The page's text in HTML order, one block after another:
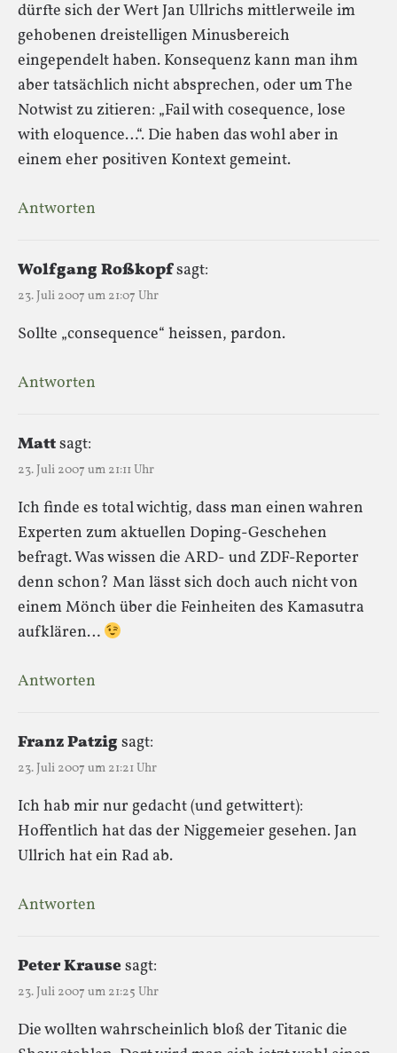
dürfte sich der Wert Jan Ullrichs mittlerweile im
gehobenen dreistelligen Minusbereich
eingependelt haben. Konsequenz kann man ihm
aber tatsächlich nicht absprechen, oder um The
Notwist zu zitieren: „Fail with cosequence, lose
with eloquence…“. Die haben das wohl aber in
einem eher positiven Kontext gemeint.
Antworten
Wolfgang Roßkopfsagt:
23. Juli 2007 um 21:07 Uhr
Sollte „consequence“ heissen, pardon.
Antworten
Mattsagt:
23. Juli 2007 um 21:11 Uhr
Ich finde es total wichtig, dass man einen wahren
Experten zum aktuellen Doping-Geschehen
befragt. Was wissen die ARD- und ZDF-Reporter
denn schon? Man lässt sich doch auch nicht von
einem Mönch über die Feinheiten des Kamasutra
aufklären…
Antworten
Franz Patzigsagt:
23. Juli 2007 um 21:21 Uhr
Ich hab mir nur gedacht (und getwittert):
Hoffentlich hat das der Niggemeier gesehen. Jan
Ullrich hat ein Rad ab.
Antworten
Peter Krausesagt:
23. Juli 2007 um 21:25 Uhr
Die wollten wahrscheinlich bloß der Titanic die